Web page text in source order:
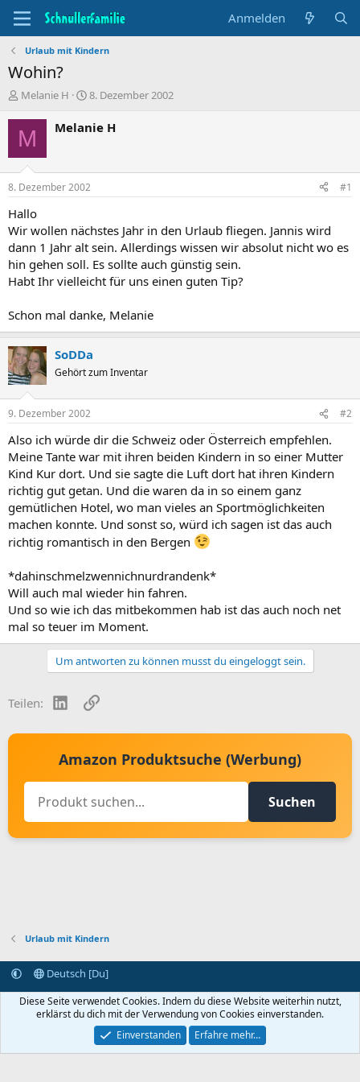
Anmelden
Urlaub mit Kindern
Wohin?
T
e
m
n
s
t
a
r
t
e
r
Melanie H
B
g
d
a
u
m
8. Dezember 2002
M Melanie H
8. Dezember 2002 #1
Hallo
Wir wollen nächstes Jahr in den Urlaub fliegen. Jannis wird
dann 1 Jahr alt sein. Allerdings wissen wir absolut nicht wo es
hin gehen soll. Es sollte auch günstig sein.
Habt Ihr vielleicht für uns einen guten Tip?
Schon mal danke, Melanie
SoDDa
Gehört zum Inventar
9. Dezember 2002 #2
Also ich würde dir die Schweiz oder Österreich empfehlen.
Meine Tante war mit ihren beiden Kindern in so einer Mutter
Kind Kur dort. Und sie sagte die Luft dort hat ihren Kindern
richtig gut getan. Und die waren da in so einem ganz
gemütlichen Hotel, wo man vieles an Sportmöglichkeiten
machen konnte. Und sonst so, würd ich sagen ist das auch
richtig romantisch in den Bergen
*dahinschmelzwennichnurdrandenk*
Will auch mal wieder hin fahren.
Und so wie ich das mitbekommen hab ist das auch noch net
mal so teuer im Moment.
Um antworten zu können musst du eingeloggt sein.
Teilen: LinkedInLink
Amazon Produktsuche (Werbung)
Suchen
Urlaub mit Kindern
Deutsch [Du]
Kontakt aufnehmen
Bedingungen und Regeln
Datenschutz
Startseite
R
S
Community platform by XenForo® © 2010-2024 XenForo Ltd.
Diese Seite verwendet Cookies. Indem du diese Website weiterhin nutzt,
erklärst du dich mit der Verwendung von Cookies einverstanden.
Einverstanden
Erfahre mehr…